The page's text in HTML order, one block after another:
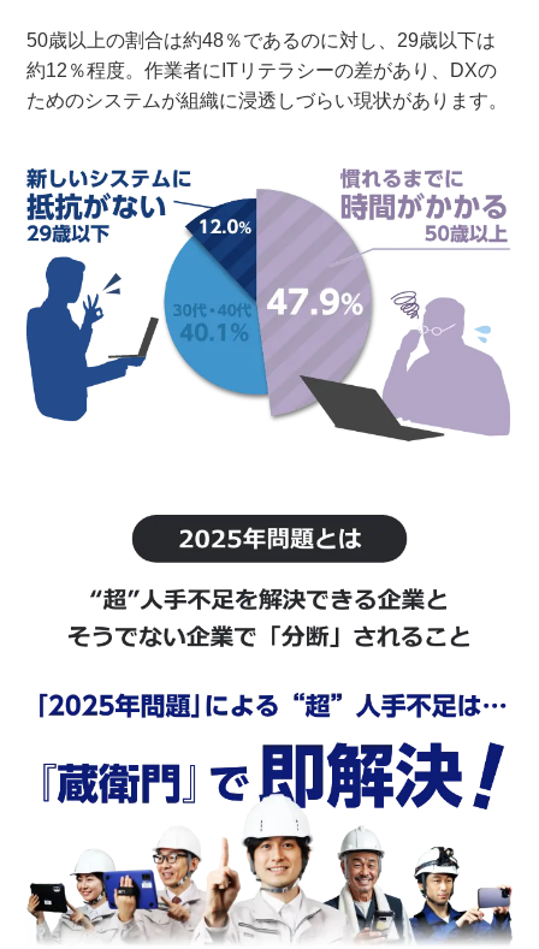
50歳以上の割合は約48％であるのに対し、29歳以下は
約12％程度。作業者にITリテラシーの差があり、DXの
ためのシステムが組織に浸透しづらい現状があります。